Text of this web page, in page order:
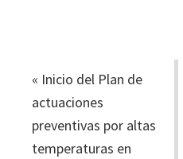
« Inicio del Plan de
actuaciones
preventivas por altas
temperaturas en